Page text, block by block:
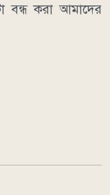
বন্ধ করা আমাদের